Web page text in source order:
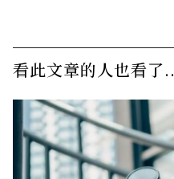
看此文章的人也看了..